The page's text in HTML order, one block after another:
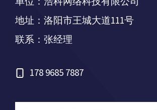
地址：洛阳市王城大道111号
联系：张经理
178 9685 7887